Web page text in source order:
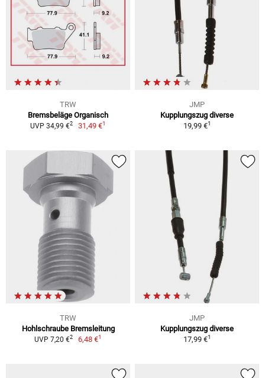
TRW
Bremsbeläge Organisch
UVP 34,99 €2 31,49 €1
JMP
Kupplungszug diverse
19,99 €1
TRW
Hohlschraube Bremsleitung
UVP 7,20 €2 6,48 €1
JMP
Kupplungszug diverse
17,99 €1